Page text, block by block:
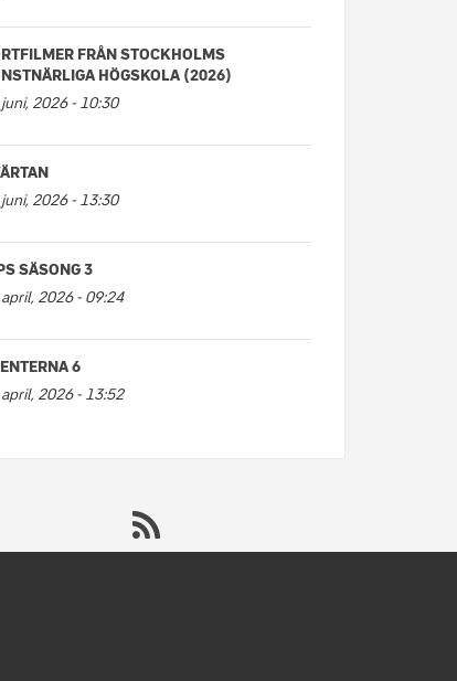
FRÅN STOCKHOLMS
HÖGSKOLA (2026)
2026 - 10:30
2026 - 13:30
SÄSONG 3
2026 - 09:24
6
2026 - 13:52